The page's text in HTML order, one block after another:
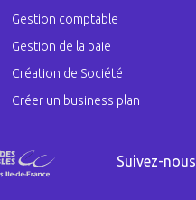
Gestion comptable
Gestion de la paie
Création de Société
Créer un business plan
Suivez-nous